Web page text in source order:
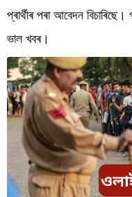
খেল
জীৱনশৈলী
বিশ্ব
প্ৰযুক্তি
Videos
প্ৰাৰ্থীৰ পৰা আবেদন
ভাল খবৰ।